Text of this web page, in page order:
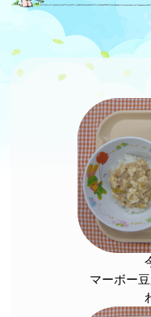
マーボー